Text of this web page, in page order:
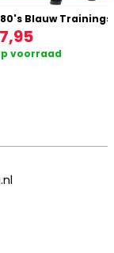
Blauw
voorraad